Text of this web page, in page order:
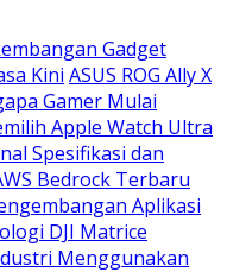
Gadget
Kini ASUS ROG Ally X
Gamer Mulai
Apple Watch Ultra
Spesifikasi dan
Bedrock Terbaru
Aplikasi
DJI Matrice
Menggunakan